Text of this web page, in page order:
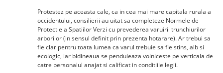
Protestez pe aceasta cale, ca in cea mai mare capitala rurala a
occidentului, consilierii au uitat sa completeze Normele de
Protectie a Spatiilor Verzi cu prevederea varuirii trunchiurilor
arborilor (in sensul definit prin prezenta hotarare). Ar trebui sa
fie clar pentru toata lumea ca varul trebuie sa fie stins, alb si
ecologic, iar bidineaua se penduleaza voiniceste pe verticala de
catre personalul anajat si calificat in conditiile legii.